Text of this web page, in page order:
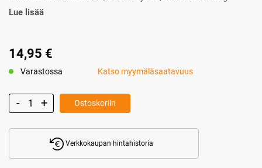
Lue lisää
14,95 €
Varastossa Katso myymäläsaatavuus
Ostoskoriin
Verkkokaupan hintahistoria